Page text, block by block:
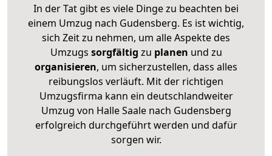
In der Tat gibt es viele Dinge zu beachten bei
einem Umzug nach Gudensberg. Es ist wichtig,
sich Zeit zu nehmen, um alle Aspekte des
Umzugs sorgfältig zu planen und zu
organisieren, um sicherzustellen, dass alles
reibungslos verläuft. Mit der richtigen
Umzugsfirma kann ein deutschlandweiter
Umzug von Halle Saale nach Gudensberg
erfolgreich durchgeführt werden und dafür
sorgen wir.